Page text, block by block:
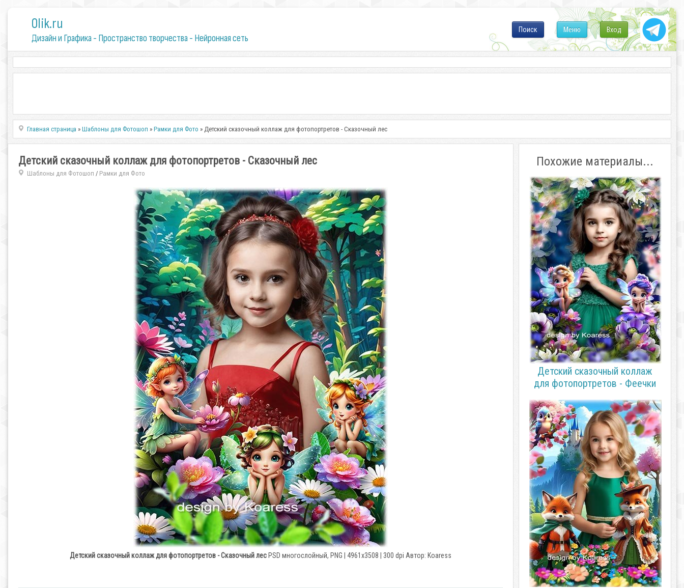
0lik.ru
Дизайн и Графика - Пространство творчества - Нейронная сеть
Вход
Меню
Поиск
Главная страница »Шаблоны для Фотошоп »Рамки для Фото » Детский сказочный коллаж для фотопортретов - Сказочный лес
Детский сказочный коллаж для фотопортретов - Сказочный лес
Шаблоны для Фотошоп / Рамки для Фото
Детский сказочный коллаж для фотопортретов - Сказочный лес PSD многослойный, PNG | 4961x3508 | 300 dpi Автор: Koaress
Похожие материалы...
Детский сказочный коллаж
для фотопортретов - Феечки